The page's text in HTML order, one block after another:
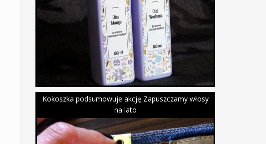
Kokoszka podsumowuje akcję Zapuszczamy włosy
na lato